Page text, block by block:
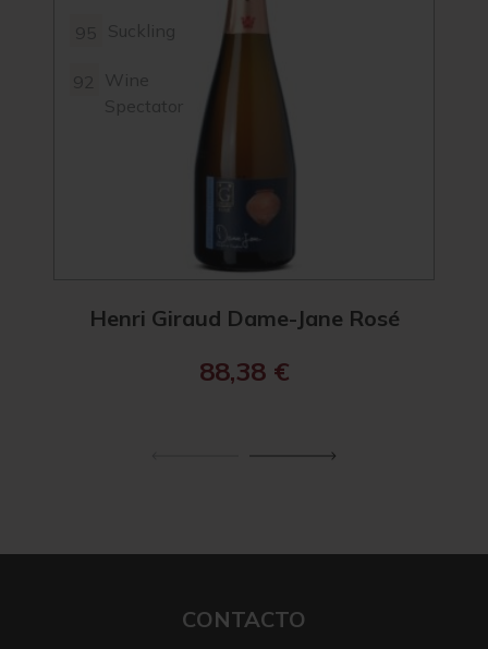
Suckling
Wine
Spectator
Henri Giraud Dame-Jane Rosé
88,38 €
CONTACTO